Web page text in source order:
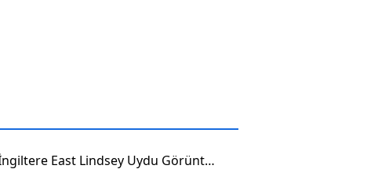
İngiltere East Lindsey Uydu Görüntüsü